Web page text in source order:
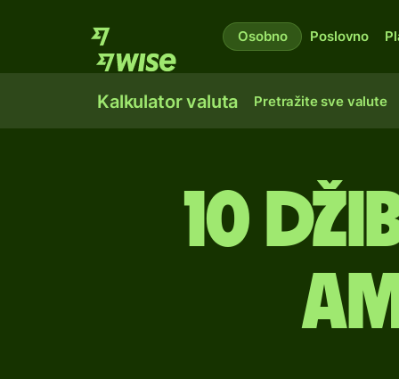
Osobno Poslovno
Kalkulator valuta Pretražite sve valute
10